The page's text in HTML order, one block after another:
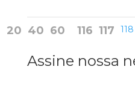
20 40 60 116 117 118
Assine nossa